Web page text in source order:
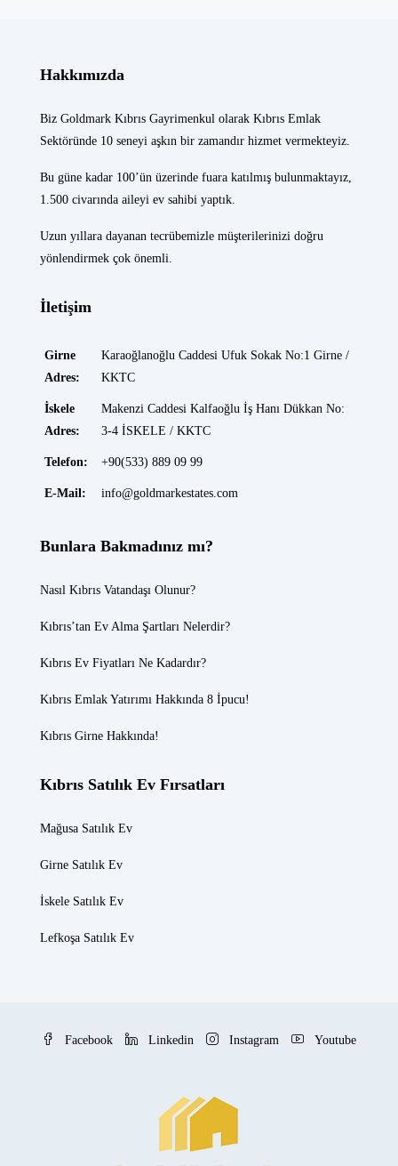
Hakkımızda
Biz Goldmark Kıbrıs Gayrimenkul olarak Kıbrıs Emlak
Sektöründe 10 seneyi aşkın bir zamandır hizmet vermekteyiz.
Bu güne kadar 100’ün üzerinde fuara katılmış bulunmaktayız,
1.500 civarında aileyi ev sahibi yaptık.
Uzun yıllara dayanan tecrübemizle müşterilerinizi doğru
yönlendirmek çok önemli.
İletişim
Girne
Adres:
Karaoğlanoğlu Caddesi Ufuk Sokak No:1 Girne /
KKTC
İskele
Adres:
Makenzi Caddesi Kalfaoğlu İş Hanı Dükkan No:
3-4 İSKELE / KKTC
Telefon: +90(533) 889 09 99
E-Mail: info@goldmarkestates.com
Bunlara Bakmadınız mı?
Nasıl Kıbrıs Vatandaşı Olunur?
Kıbrıs’tan Ev Alma Şartları Nelerdir?
Kıbrıs Ev Fiyatları Ne Kadardır?
Kıbrıs Emlak Yatırımı Hakkında 8 İpucu!
Kıbrıs Girne Hakkında!
Kıbrıs Satılık Ev Fırsatları
Mağusa Satılık Ev
Girne Satılık Ev
İskele Satılık Ev
Lefkoşa Satılık Ev
Facebook Linkedin Instagram Youtube